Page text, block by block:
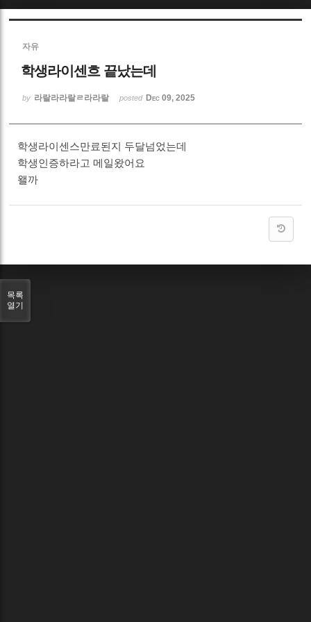
자유
학생라이센흐 끝났는데
by 라랄라라랄ㄹ라라랄 posted Dec 09, 2025
학생라이센스만료된지 두달넘었는데
학생인증하라고 메일왔어요
왤까
목록
열기
Sketchbook5, 스케치북5
Sketchbook5, 스케치북5